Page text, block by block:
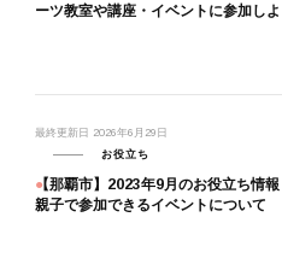
ーツ教室や講座・イベントに参加しよ
最終更新日 2026年6月29日
お役立ち
【那覇市】2023年9月のお役立ち情報
親子で参加できるイベントについて